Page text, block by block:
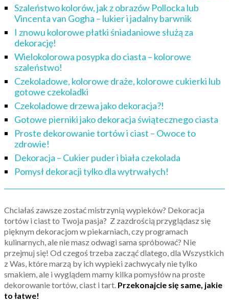
Szaleństwo kolorów, jak z obrazów Pollocka lub
Vincenta van Gogha – lukier i jadalny barwnik
I znowu kolorowe płatki śniadaniowe służą za
dekorację!
Wielokolorowa posypka do ciasta – kolorowe
szaleństwo!
Czekoladowe, kolorowe draże, kolorowe cukierki lub
gotowe czekoladki
Czekoladowe drzewa jako dekoracja?!
Gotowe pierniki jako dekoracja świątecznego ciasta
Proste dekorowanie tortów i ciast – Owoce to
zdrowie!
Dekoracja – Cukier puder i biała czekolada
Pomysł dekoracji tylko dla wytrwałych!
Chciałaś zawsze zostać mistrzynią wypieków? Dekoracja
tortów i ciast to Twoja pasja? Z zazdrością przyglądasz się
pięknym dekoracjom w piekarniach, czy programach
kulinarnych, ale nie masz odwagi sama spróbować? Nie
przejmuj się! Od czegoś trzeba zacząć dlatego, dla Wszystkich
z Was, które marzą by ich wypieki zachwycały nie tylko
smakiem, ale i wyglądem mamy kilka pomysłów na proste
dekorowanie tortów, ciast i tart. Przekonajcie się same, jakie
to łatwe!